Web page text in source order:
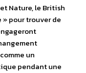
Nature, le British
pour trouver de
un
pendant une